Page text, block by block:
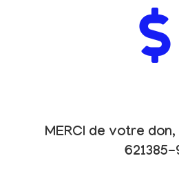
MERCI de votre
621385-